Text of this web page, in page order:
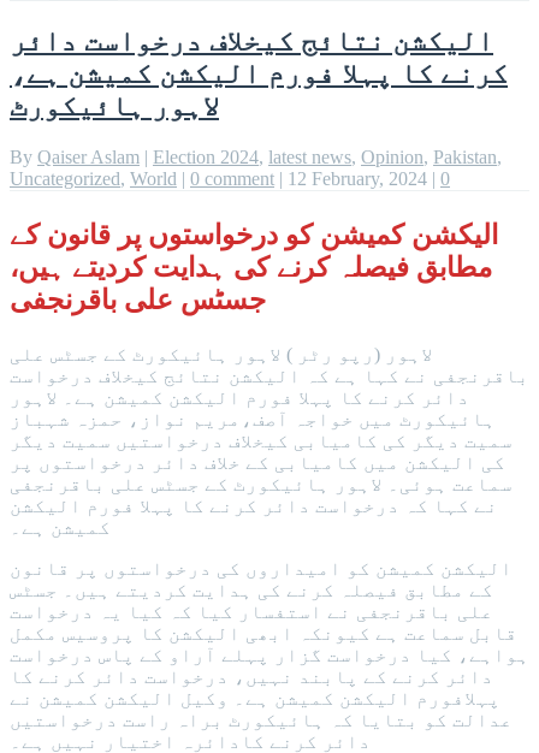
الیکشن نتائج کیخلاف درخواست دائر
کرنے کا پہلا فورم الیکشن کمیشن ہے،
لاہور ہائیکورٹ
By Qaiser Aslam | Election 2024, latest news, Opinion, Pakistan,
Uncategorized, World | 0 comment | 12 February, 2024 | 0
الیکشن کمیشن کو درخواستوں پر قانون کے
مطابق فیصلہ کرنے کی ہدایت کردیتے ہیں،
جسٹس علی باقرنجفی
لاہور (رپو رٹر ) لاہور ہائیکورٹ کے جسٹس علی
باقرنجفی نے کہا ہے کہ الیکشن نتائج کیخلاف درخواست
دائر کرنے کا پہلا فورم الیکشن کمیشن ہے۔ لاہور
ہائیکورٹ میں خواجہ آصف،مریم نواز، حمزہ شہباز
سمیت دیگر کی کامیابی کیخلاف درخواستیں سمیت دیگر
کی الیکشن میں کامیابی کے خلاف دائر درخواستوں پر
سماعت ہوئی۔ لاہور ہائیکورٹ کے جسٹس علی باقرنجفی
نے کہا کہ درخواست دائر کرنے کا پہلا فورم الیکشن
کمیشن ہے۔
الیکشن کمیشن کو امیداروں کی درخواستوں پر قانون
کے مطابق فیصلہ کرنے کی ہدایت کردیتے ہیں۔ جسٹس
علی باقرنجفی نے استفسار کیا کہ کیا یہ درخواست
قابل سماعت ہے کیونکہ ابھی الیکشن کا پروسیس مکمل
ہواہے، کیا درخواست گزار پہلے آراو کے پاس درخواست
دائر کرنے کے پابند نہیں، درخواست دائر کرنے کا
پہلافورم الیکشن کمیشن ہے۔ وکیل الیکشن کمیشن نے
عدالت کو بتایا کہ ہائیکورٹ براہ راست درخواستیں
دائر کرنے کادائرہ اختیار نہیں ہے۔